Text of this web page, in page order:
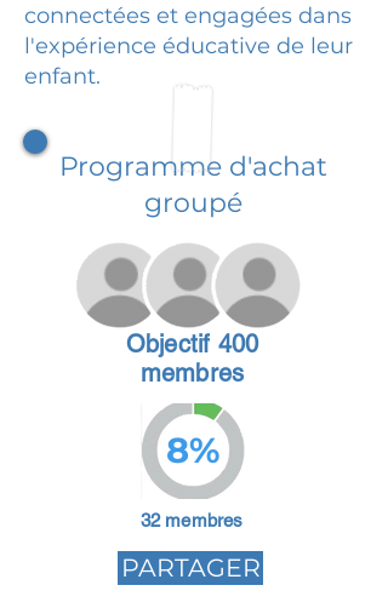
connectées et engagées dans
l'expérience éducative de leur
enfant.
Programme d'achat
groupé
Objectif 400
membres
8%
32 membres
PARTAGER